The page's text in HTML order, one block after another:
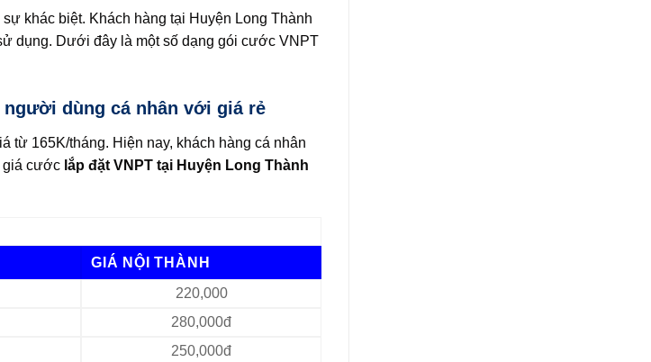
khác biệt. Khách hàng tại Huyện Long Thành
dụng. Dưới đây là một số dạng gói cước VNPT
người dùng cá nhân với giá rẻ
từ 165K/tháng. Hiện nay, khách hàng cá nhân
giá cước lắp đặt VNPT tại Huyện Long Thành
GIÁ NỘI THÀNH
220,000
280,000đ
250,000đ